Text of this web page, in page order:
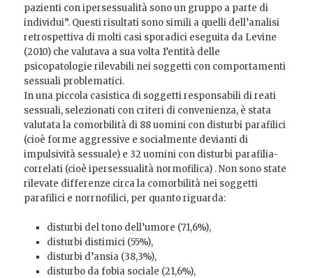
pazienti con ipersessualità sono un gruppo a parte di
individui”. Questi risultati sono simili a quelli dell’analisi
retrospettiva di molti casi sporadici eseguita da Levine
(2010) che valutava a sua volta 1’entità delle
psicopatologie rilevabili nei soggetti con comportamenti
sessuali problematici.
In una piccola casistica di soggetti responsabili di reati
sessuali, selezionati con criteri di convenienza, è stata
valutata la comorbilità di 88 uomini con disturbi parafilici
(cioè forme aggressive e socialmente devianti di
impulsività sessuale) e 32 uomini con disturbi parafilia-
correlati (cioè ipersessualità normofilica) . Non sono state
rilevate differenze circa la comorbilità nei soggetti
parafilici e norrnofilici, per quanto riguarda:
disturbi del tono dell’umore (71,6%),
disturbi distimici (55%),
disturbi d’ansia (38,3%),
disturbo da fobia sociale (21,6%),